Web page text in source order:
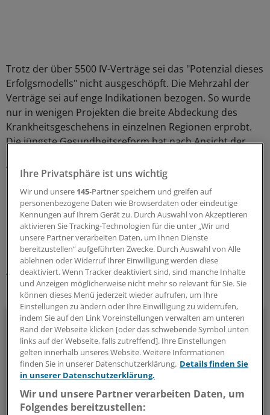
Trotz der über 5500 IV-Verträge sei das "Potenzial dieses
Erfolgsmodells" nicht ausgeschöpft. Die Mehrzahl der
Verträge sei auf enge Indikationen bezogen. So wurde
nur in wenigen Projekten die breite Abdeckung des
Krankheitsgeschehens in einzelnen Regionen erprobt.
Die jüngste Gesundheitsreform hat nach Ansicht der
Versorgung "zu einer Alternative zur Regelversorgung
0
Schlagworte:
Berufspolitik Krankenkassen
Ihr Newsletter zum Thema
Politik & Debatte
Mit diesem Newsletter blicken Sie hinter das tägliche
Geschehen in der Gesundheitspolitik. Mit Analysen,
Hintergründen und einem Blick auf Themen, die die Agenda
bestimmen.
Ihre Privatsphäre ist uns wichtig
Wir und unsere 145-Partner speichern und greifen auf
personenbezogene Daten wie Browserdaten oder eindeutige
Kennungen auf Ihrem Gerät zu. Durch Auswahl von Akzeptieren
aktivieren Sie Tracking-Technologien für die unter „Wir und
unsere Partner verarbeiten Daten, um Ihnen Dienste
bereitzustellen“ aufgeführten Zwecke. Durch Auswahl von Alle
ablehnen oder Widerruf Ihrer Einwilligung werden diese
deaktiviert. Wenn Tracker deaktiviert sind, sind manche Inhalte
und Anzeigen möglicherweise nicht mehr so relevant für Sie. Sie
können dieses Menü jederzeit wieder aufrufen, um Ihre
Einstellungen zu ändern oder Ihre Einwilligung zu widerrufen,
indem Sie auf den Link Voreinstellungen verwalten am unteren
Rand der Webseite klicken [oder das schwebende Symbol unten
links auf der Webseite, falls zutreffend]. Ihre Einstellungen
gelten innerhalb unseres Website. Weitere Informationen
finden Sie in unserer Datenschutzerklärung. Details finden Sie
in unserer Datenschutzerklärung.
Wir und unsere Partner verarbeiten Daten, um
Folgendes bereitzustellen: